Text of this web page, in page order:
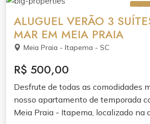
ALUGUEL VERÃO 3
MAR EM MEIA PRAIA
Meia Praia - Itapema - SC
R$ 500,00
Desfrute de todas as comodidades
nosso apartamento de temporada
Meia Praia - Itapema, localizado na